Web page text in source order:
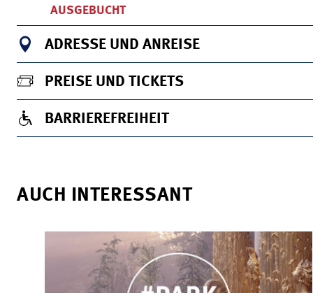
AUSGEBUCHT
ADRESSE UND ANREISE
PREISE UND TICKETS
BARRIEREFREIHEIT
AUCH INTERESSANT